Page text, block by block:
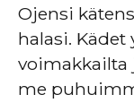
Ojensi
halasi.
voimakkailta
me